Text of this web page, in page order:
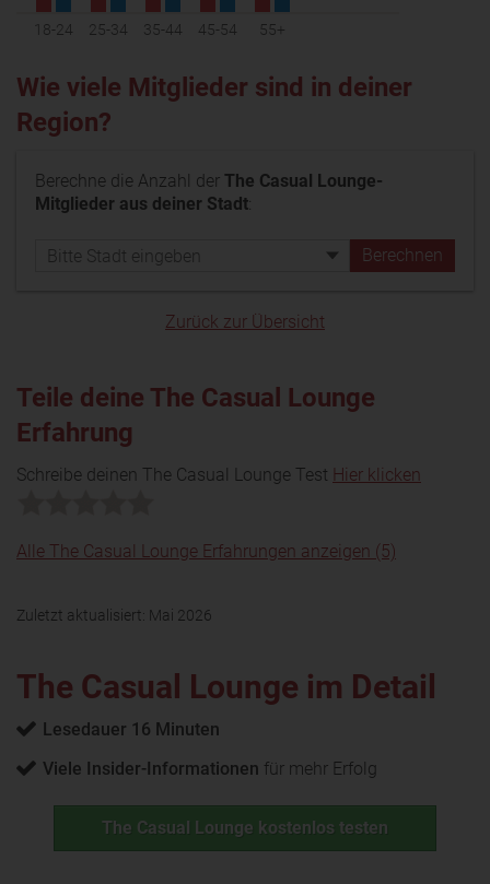
18-24 25-34 35-44 45-54 55+
Wie viele Mitglieder sind in deiner
Region?
Berechne die Anzahl der The Casual Lounge-
Mitglieder aus deiner Stadt:
Zurück zur Übersicht
Teile deine The Casual Lounge
Erfahrung
Schreibe deinen The Casual Lounge Test Hier klicken
Alle The Casual Lounge Erfahrungen anzeigen (5)
Zuletzt aktualisiert: Mai 2026
The Casual Lounge im Detail
Lesedauer 16 Minuten
Viele Insider-Informationen für mehr Erfolg
The Casual Lounge kostenlos testen